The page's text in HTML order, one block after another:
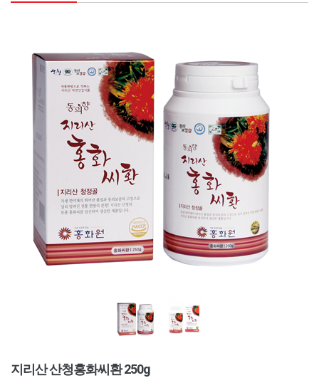
지리산 산청홍화씨환 250g